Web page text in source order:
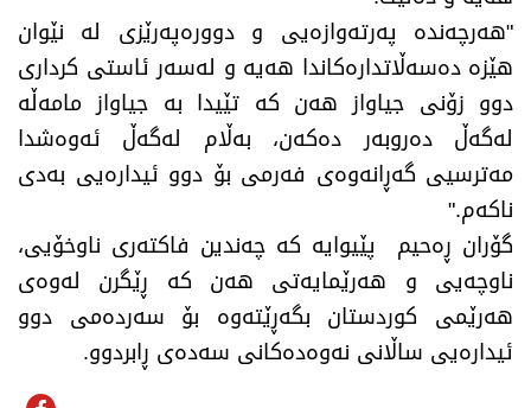
​"هەرچەندە پەرتەوازەیی و دوورەپەرێزی لە نێوان
هێزە دەسەڵاتدارەکاندا هەیە و لەسەر ئاستی کرداری
دوو زۆنی جیاواز هەن کە تێیدا بە جیاواز مامەڵە
لەگەڵ دەروبەر دەکەن، بەڵام لەگەڵ ئەوەشدا
مەترسیی گەڕانەوەی فەرمی بۆ دوو ئیدارەیی بەدی
ناکەم."
​گۆران ڕەحیم پێیوایە کە چەندین فاکتەری ناوخۆیی،
ناوچەیی و هەرێمایەتی هەن کە ڕێگرن لەوەی
هەرێمی کوردستان بگەڕێتەوە بۆ سەردەمی دوو
ئیدارەیی ساڵانی نەوەدەکانی سەدەی ڕابردوو.